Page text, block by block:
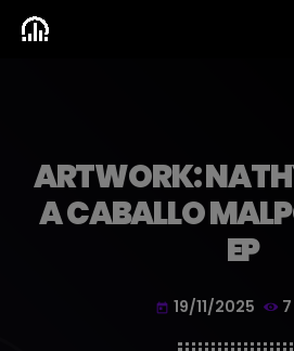
ARTWORK:
A CABALLO
EP
today 19/11/2025 7